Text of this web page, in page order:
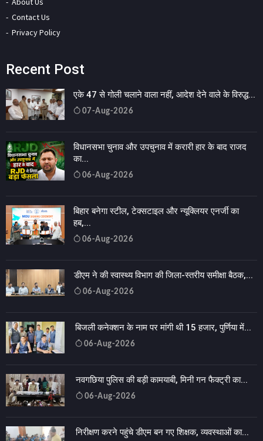
Contact Us
Privacy Policy
Recent Post
एके 47 से गोली चलाने वाला नहीं, आदेश देने वाले के विरुद्ध...
07-Aug-2026
विधानसभा चुनाव और उपचुनाव में करारी हार के बाद राजद
का...
06-Aug-2026
बिहार बनेगा स्टील, टेक्सटाइल और न्यूक्लियर एनर्जी का
हब,...
06-Aug-2026
डीएम ने की स्वास्थ्य विभाग की जिला-स्तरीय समीक्षा बैठक,...
06-Aug-2026
बिजली कनेक्शन के नाम पर मांगी थी 15 हजार, पुर्णिया में...
06-Aug-2026
नवगछिया पुलिस की बड़ी कामयाबी, मिनी गन फैक्ट्री का...
06-Aug-2026
निरीक्षण करने पहुंचे डीएम बन गए शिक्षक, व्यवस्थाओं का...